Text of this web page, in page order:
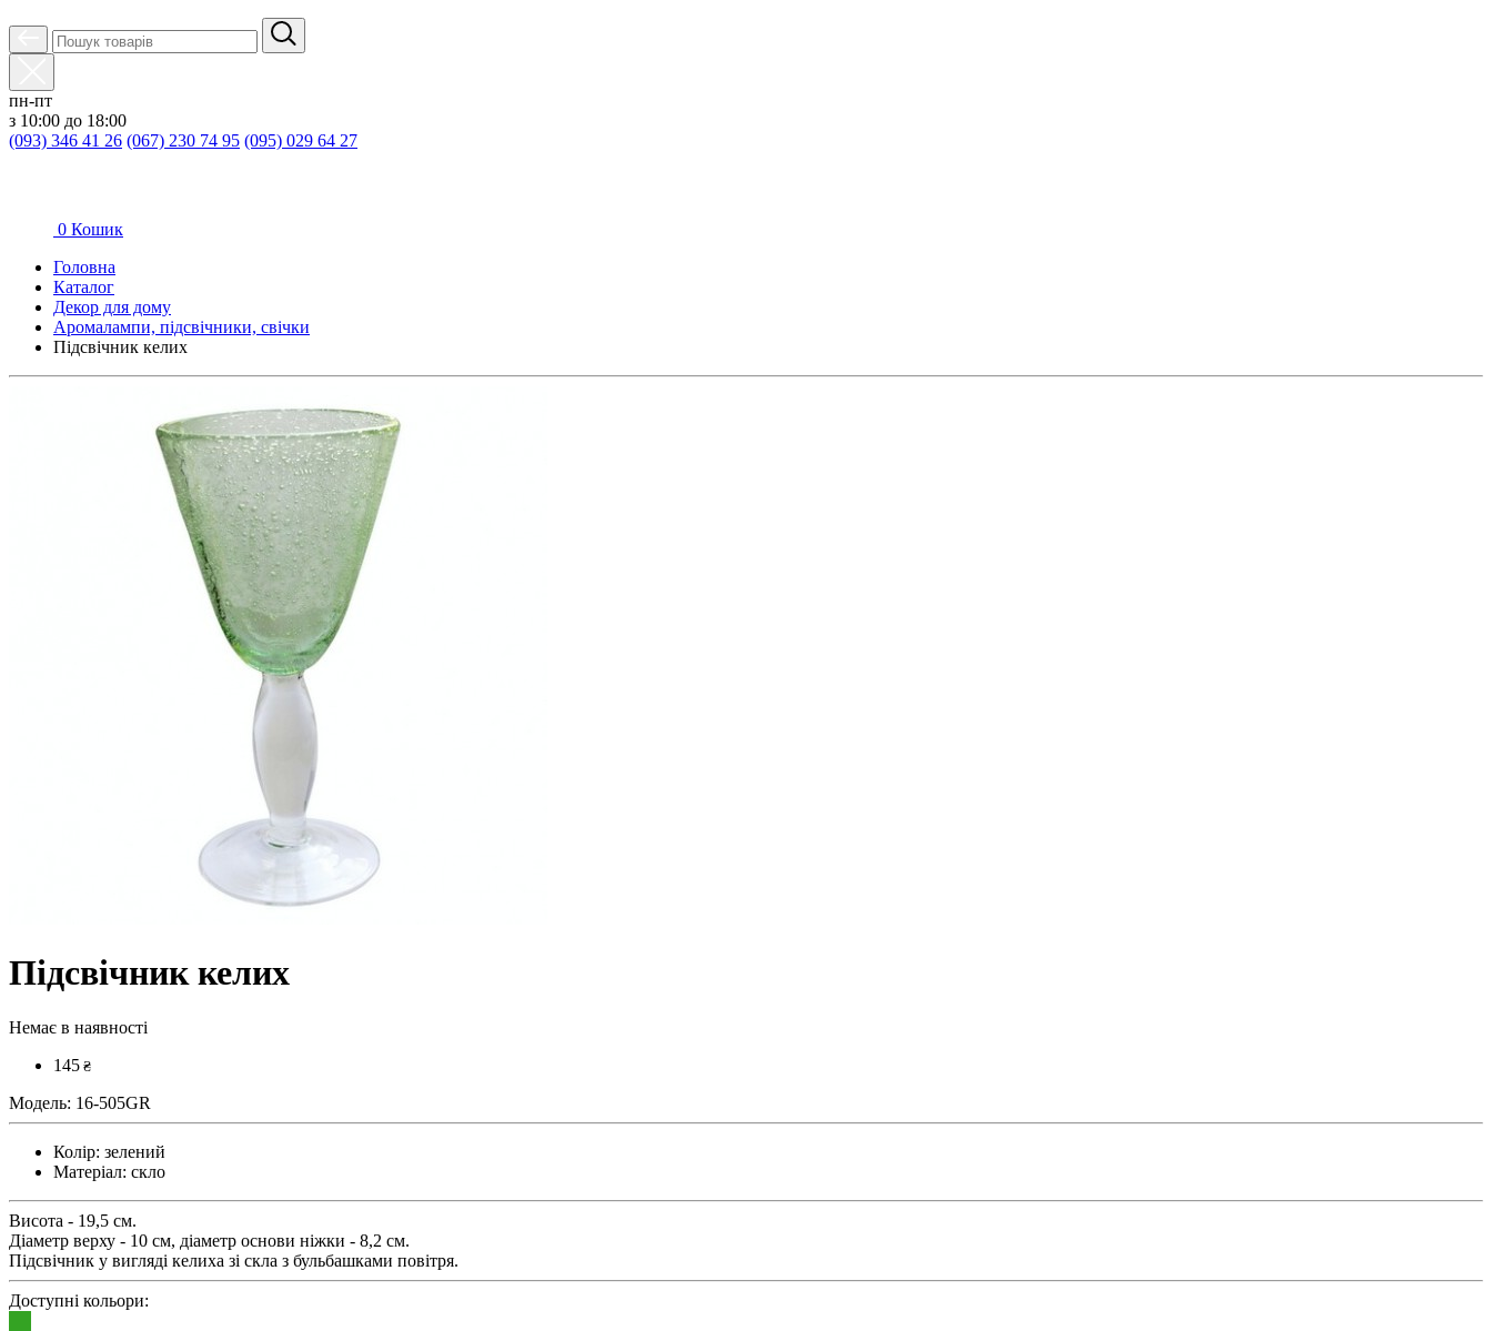
пн-пт
з 10:00 до 18:00
(093) 346 41 26 (067) 230 74 95 (095) 029 64 27
0 Кошик
Головна
Каталог
Декор для дому
Аромалампи, підсвічники, свічки
Підсвічник келих
Підсвічник келих
Немає в наявності
145 ₴
Модель: 16-505GR
Колір: зелений
Матеріал: скло
Висота - 19,5 см.
Діаметр верху - 10 см, діаметр основи ніжки - 8,2 см.
Підсвічник у вигляді келиха зі скла з бульбашками повітря.
Доступні кольори: